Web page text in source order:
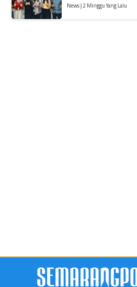
News | 2 Minggu Yang Lalu